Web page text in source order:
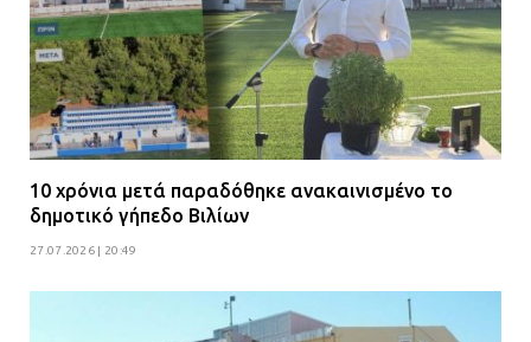
10 χρόνια μετά παραδόθηκε ανακαινισμένο το
δημοτικό γήπεδο Βιλίων
27.07.2026 | 20:49